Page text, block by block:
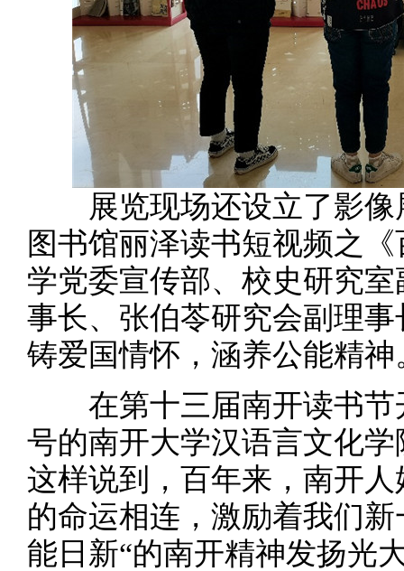
展览现场还设立了影像
图书馆丽泽读书短视频之
学党委宣传部、校史研究
事长、张伯苓研究会副理
铸爱国情怀，涵养公能精神
在第十三届南开读书节
号的南开大学汉语言文化
这样说到，百年来，南开
的命运相连，激励着我们
能日新“的南开精神发扬光